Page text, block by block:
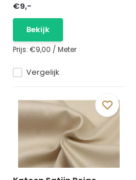
Vergelijk
€9,-
Bekijk
Prijs:€9,00 /Meter